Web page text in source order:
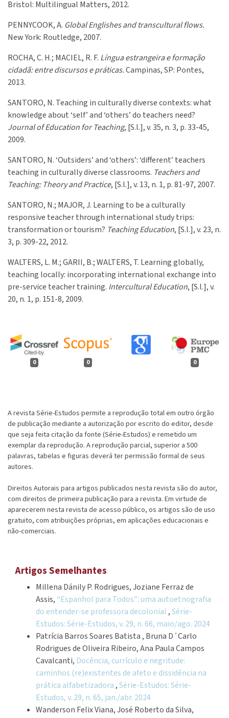
0 0 0
Bristol: Multilingual Matters, 2012.
PENNYCOOK, A. Global Englishes and transcultural flows.
New York: Routledge, 2007.
ROCHA, C. H.; MACIEL, R. F. Língua estrangeira e formação
cidadã: entre discursos e práticas.Campinas, SP: Pontes,
2013.
SANTORO, N. Teaching in culturally diverse contexts: what
knowledge about ‘self’ and ‘others’ do teachers need?
Journal of Education for Teaching, [S.l.], v. 35, n. 3, p. 33-45,
2009.
SANTORO, N. ‘Outsiders’ and ‘others’: ‘different’ teachers
teaching in culturally diverse classrooms. Teachers and
Teaching: Theory and Practice, [S.l.], v. 13, n. 1, p. 81-97, 2007.
SANTORO, N.; MAJOR, J. Learning to be a culturally
responsive teacher through international study trips:
transformation or tourism? Teaching Education, [S.l.], v. 23, n.
3, p. 309-22, 2012.
WALTERS, L. M.; GARII, B.; WALTERS, T. Learning globally,
teaching locally: incorporating international exchange into
pre-service teacher training. Intercultural Education, [S.l.], v.
20, n. 1, p. 151-8, 2009.
A revista Série-Estudos permite a reprodução total em outro órgão
de publicação mediante a autorização por escrito do editor, desde
que seja feita citação da fonte (Série-Estudos) e remetido um
exemplar da reprodução. A reprodução parcial, superior a 500
palavras, tabelas e figuras deverá ter permissão formal de seus
autores.
Direitos Autorais para artigos publicados nesta revista são do autor,
com direitos de primeira publicação para a revista. Em virtude de
aparecerem nesta revista de acesso público, os artigos são de uso
gratuito, com atribuições próprias, em aplicações educacionais e
não-comerciais.
Artigos Semelhantes
Millena Dánily P. Rodrigues, Joziane Ferraz de
Assis, “Espanhol para Todos”: uma autoetnografia
do entender-se professora decolonial ,Série-
Estudos: Série-Estudos, v. 29, n. 66, maio/ago. 2024
Patrícia Barros Soares Batista , Bruna D´Carlo
Rodrigues de Oliveira Ribeiro, Ana Paula Campos
Cavalcanti, Docência, currículo e negritude:
caminhos (re)existentes de afeto e dissidência na
prática alfabetizadora ,Série-Estudos: Série-
Estudos, v. 29, n. 65, jan./abr. 2024
Wanderson Felix Viana, José Roberto da Silva,